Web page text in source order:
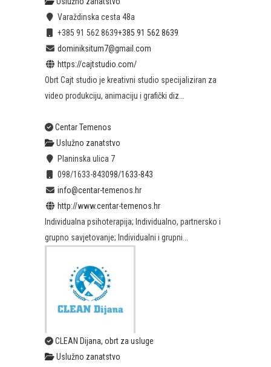
Varaždinska cesta 48a
+385 91 562 8639+385 91 562 8639
dominiksitum7@gmail.com
https://cajtstudio.com/
Obrt Cajt studio je kreativni studio specijaliziran za
video produkciju, animaciju i grafički diz...
Centar Temenos
Uslužno zanatstvo
Planinska ulica 7
098/1633-843098/1633-843
info@centar-temenos.hr
http://www.centar-temenos.hr
Individualna psihoterapija; Individualno, partnersko i
grupno savjetovanje; Individualni i grupni...
CLEAN Dijana, obrt za usluge
Uslužno zanatstvo